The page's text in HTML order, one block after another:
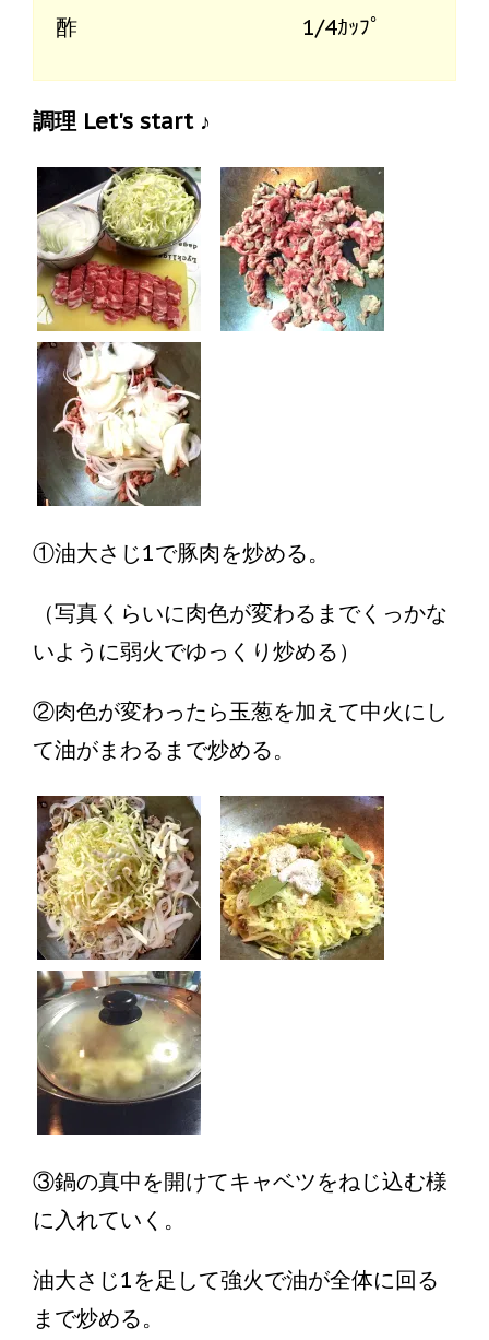
酢 1/4ｶｯﾌﾟ
調理 Let's start ♪
①油大さじ1で豚肉を炒める。
（写真くらいに肉色が変わるまでくっかな
いように弱火でゆっくり炒める）
②肉色が変わったら玉葱を加えて中火にし
て油がまわるまで炒める。
③鍋の真中を開けてキャベツをねじ込む様
に入れていく。
油大さじ1を足して強火で油が全体に回る
まで炒める。